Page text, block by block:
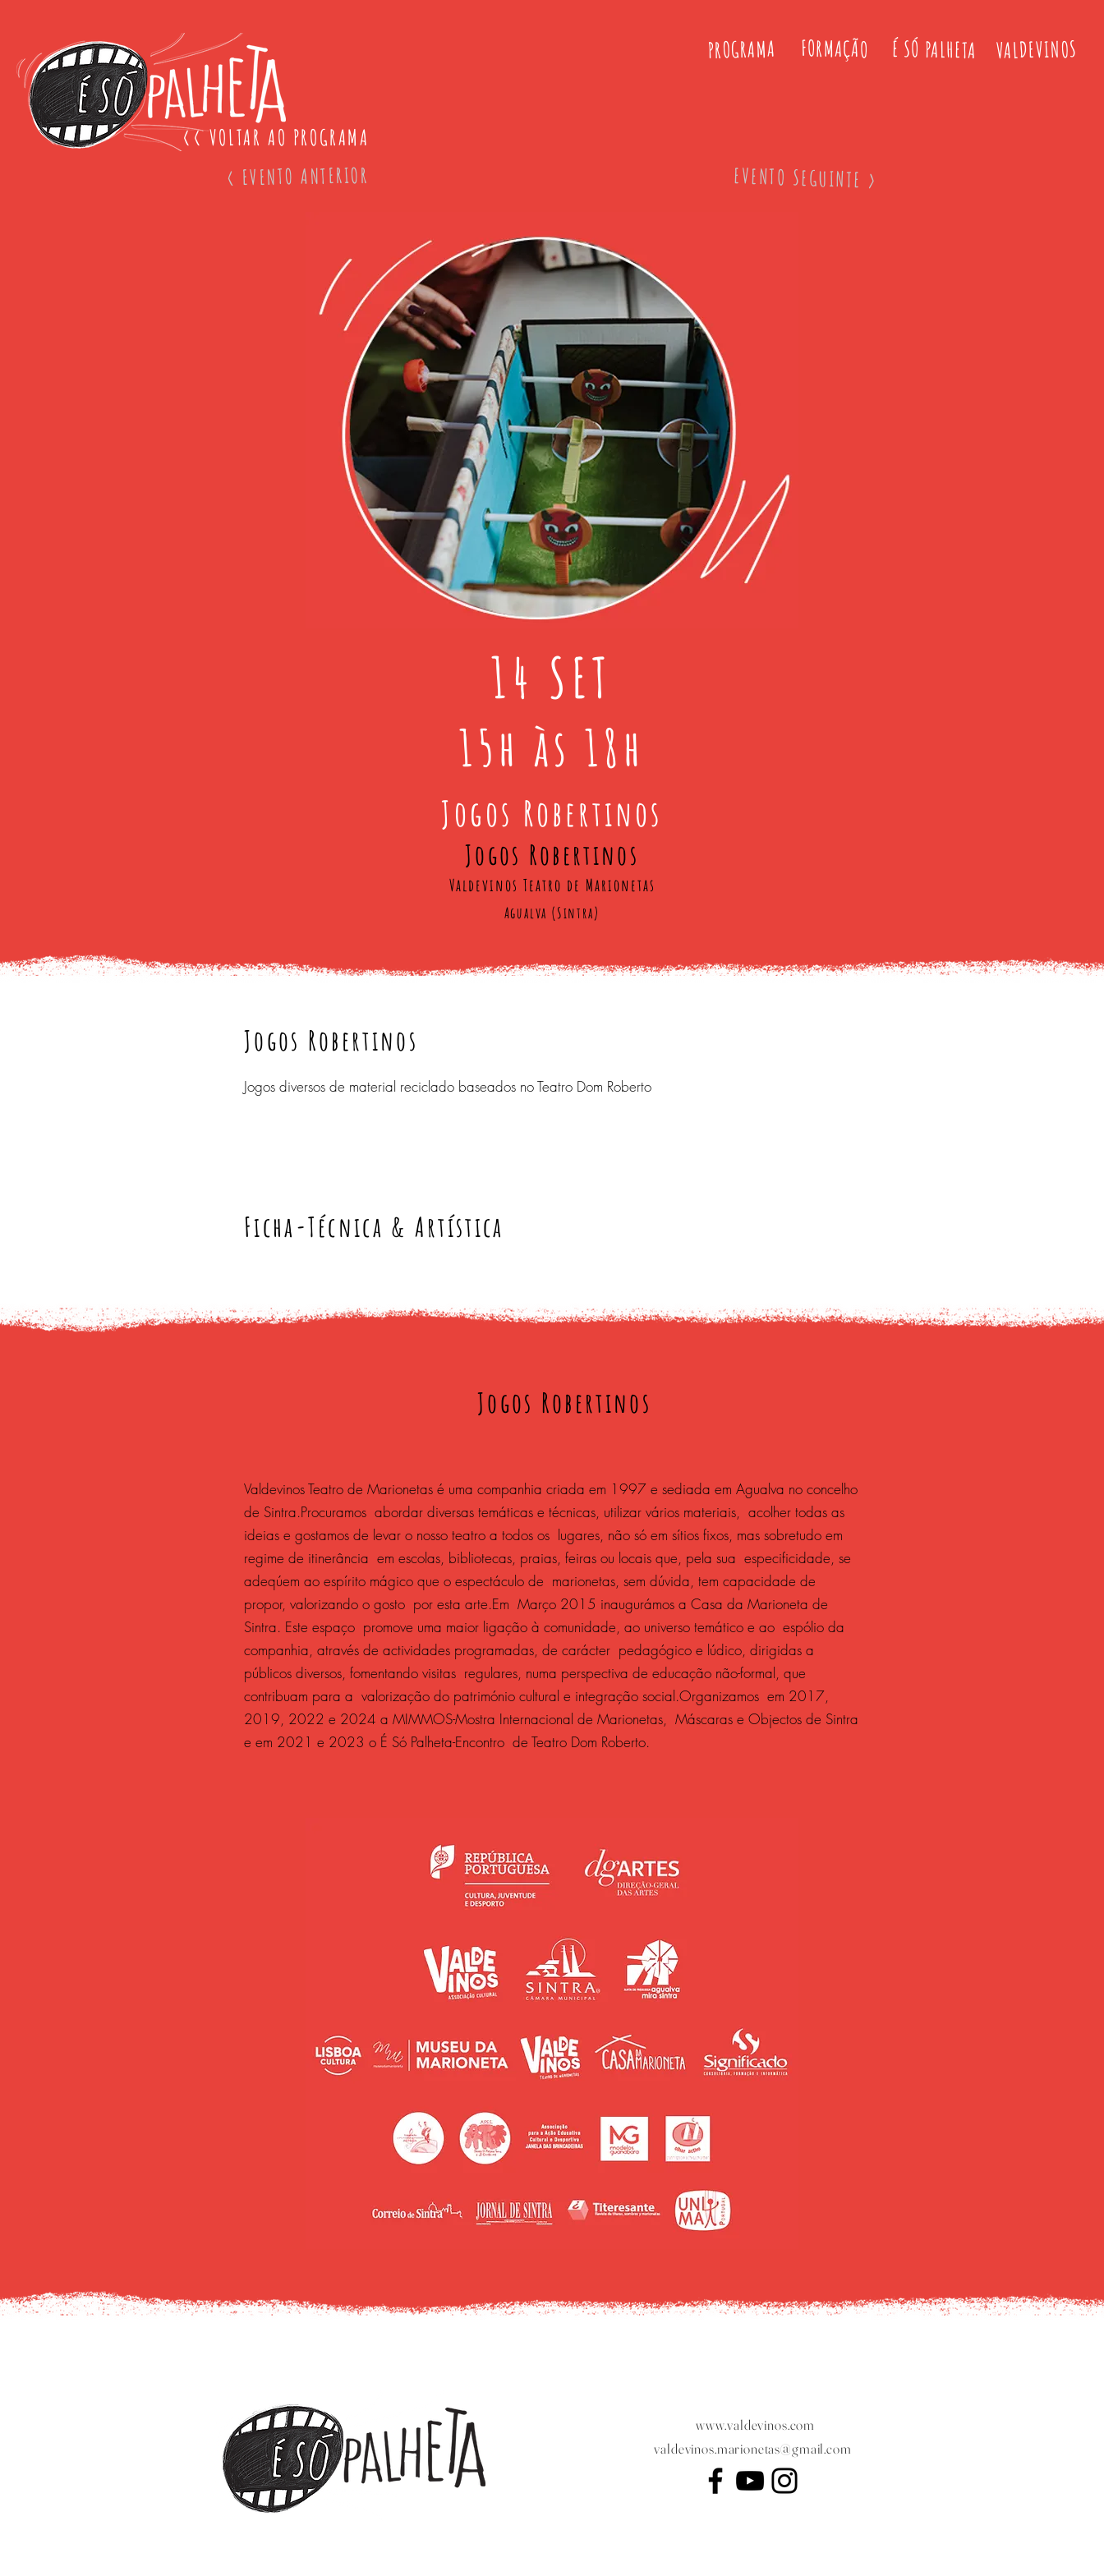
PROGRAMA FORMAÇÃO É SÓ PALHETA VALDEVINOS
<< VOLTAR AO PROGRAMA
< EVENTO ANTERIOR EVENTO SEGUINTE >
14 SET
15h às 18h
Jogos Robertinos
Jogos Robertinos
Valdevinos Teatro de Marionetas
Agualva (Sintra)
Jogos Robertinos
Jogos diversos de material reciclado baseados no Teatro Dom Roberto
Ficha-Técnica & Artística
Jogos Robertinos
Valdevinos Teatro de Marionetas é uma companhia criada em 1997 e sediada em Agualva no concelho
de Sintra.Procuramos abordar diversas temáticas e técnicas, utilizar vários materiais, acolher todas as
ideias e gostamos de levar o nosso teatro a todos os lugares, não só em sítios fixos, mas sobretudo em
regime de itinerância em escolas, bibliotecas, praias, feiras ou locais que, pela sua especificidade, se
adeqúem ao espírito mágico que o espectáculo de marionetas, sem dúvida, tem capacidade de
propor, valorizando o gosto por esta arte.Em Março 2015 inaugurámos a Casa da Marioneta de
Sintra. Este espaço promove uma maior ligação à comunidade, ao universo temático e ao espólio da
companhia, através de actividades programadas, de carácter pedagógico e lúdico, dirigidas a
públicos diversos, fomentando visitas regulares, numa perspectiva de educação não-formal, que
contribuam para a valorização do património cultural e integração social.Organizamos em 2017,
2019, 2022 e 2024 a MIMMOS-Mostra Internacional de Marionetas, Máscaras e Objectos de Sintra
e em 2021 e 2023 o É Só Palheta-Encontro de Teatro Dom Roberto.
www.valdevinos.com
valdevinos.marionetas@gmail.com